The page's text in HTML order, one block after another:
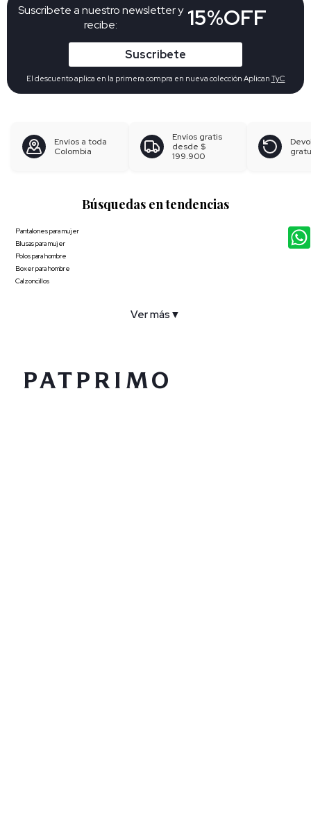
Suscribete a nuestro newsletter y
recibe:
15%OFF
Suscribete
El descuento aplica en la primera compra en nueva colección Aplican TyC
Envíos a toda
Colombia
Envíos gratis
desde $
199.900
Búsquedas en tendencias
Pantalones para mujer
Blusas para mujer
Polos para hombre
Boxer para hombre
Calzoncillos
Ver más ▼